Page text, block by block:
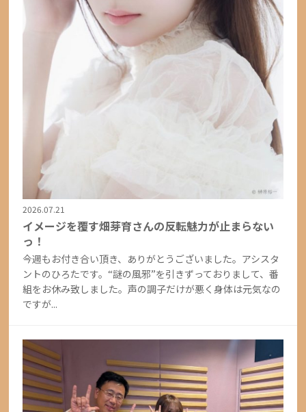
2026.07.21
イメージを覆す畑芽育さんの反転魅力が止まらない
っ！
今週もお付き合い頂き、ありがとうございました。アシスタ
ントのひろたです。“謎の風邪”を引きずっておりまして、番
組をお休み致しました。声の調子だけが悪く身体は元気なの
ですが...